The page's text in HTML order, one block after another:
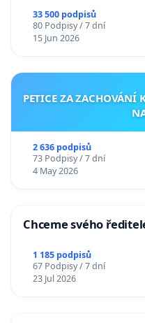
33 500 podpisů
80 Podpisy / 7 dní
15 Jun 2026
PETICE ZA ZACHOVÁNÍ
2 636 podpisů
73 Podpisy / 7 dní
4 May 2026
Chceme svého
1 185 podpisů
67 Podpisy / 7 dní
23 Jul 2026